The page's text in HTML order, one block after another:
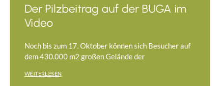
Der Pilzbeitrag auf der BUGA im
Video
Noch bis zum 17. Oktober können sich Besucher auf
dem 430.000 m2 großen Gelände der
WEITERLESEN